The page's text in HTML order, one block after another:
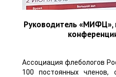
Руководитель «МИФЦ»,
Ассоциация флебологов
100 постоянных членов,